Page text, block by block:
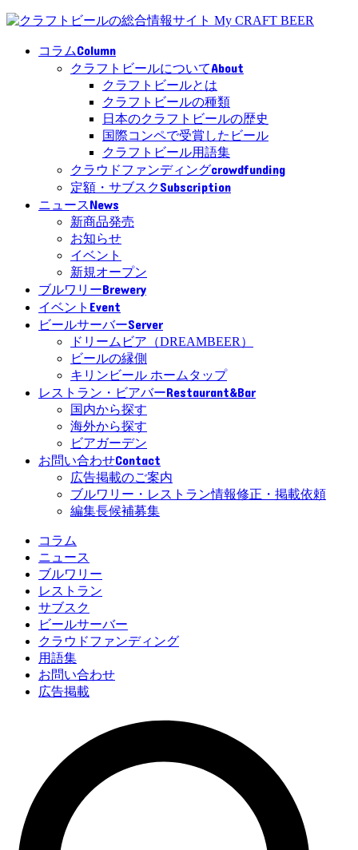
コラムColumn
クラフトビールについてAbout
クラフトビールとは
クラフトビールの種類
日本のクラフトビールの歴史
国際コンペで受賞したビール
クラフトビール用語集
クラウドファンディングcrowdfunding
定額・サブスクSubscription
ニュースNews
新商品発売
お知らせ
イベント
新規オープン
ブルワリーBrewery
イベント Event
ビールサーバーServer
ドリームビア（DREAMBEER）
ビールの縁側
キリンビール ホームタップ
レストラン・ビアバーRestaurant&Bar
国内から探す
海外から探す
ビアガーデン
お問い合わせContact
広告掲載のご案内
ブルワリー・レストラン情報修正・掲載依頼
編集長候補募集
コラム
ニュース
ブルワリー
レストラン
サブスク
ビールサーバー
クラウドファンディング
用語集
お問い合わせ
広告掲載